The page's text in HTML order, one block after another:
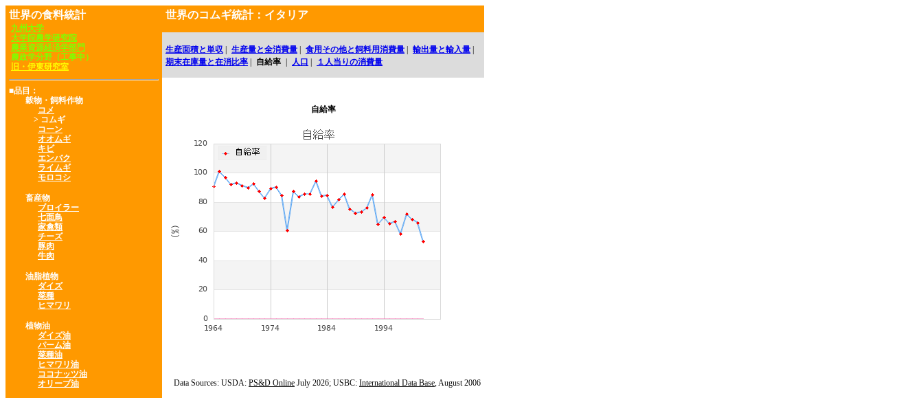
世界の食料統計
九州大学
大学院農学研究院
農業資源経済学部門
農政学分野（工事中）
旧・伊東研究室
■品目：
穀物・飼料作物
コメ
> コムギ
コーン
オオムギ
キビ
エンバク
ライムギ
モロコシ
畜産物
ブロイラー
七面鳥
家禽類
チーズ
豚肉
牛肉
油脂植物
ダイズ
菜種
ヒマワリ
植物油
ダイズ油
パーム油
菜種油
ヒマワリ油
ココナッツ油
オリーブ油
世界のコムギ統計：イタリア
生産面積と単収 生産量と全消費量 食用その他と飼料用消費量 輸出量と輸入量
期末在庫量と在消比率
自給率 人口 １人当りの消費量
自給率
Data Sources: USDA: PS&D Online July 2026; USBC: International Data Base, August 2006